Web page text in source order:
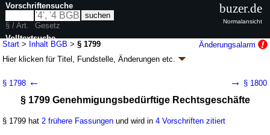
Start > Inhalt BGB >§ 1799
Änderungsalarm
Hier klicken fürTitel, Fundstelle, Änderungen etc.
geändert durchArtikel 6G. v. 23.07.2026BGBl. 2026 I Nr. 226
Einführungsgesetz und zugehörige Gesetze
§ 1798 ← → § 1800
§ 1799 Genehmigungsbedürftige Rechtsgeschäfte
§ 1799 hat 2 frühere Fassungen und wird in4 Vorschriften zitiert
Vorschriftensuche
§ / Art.
Gesetz
Volltextsuche
nur in BGB
buzer.de
Normalansicht